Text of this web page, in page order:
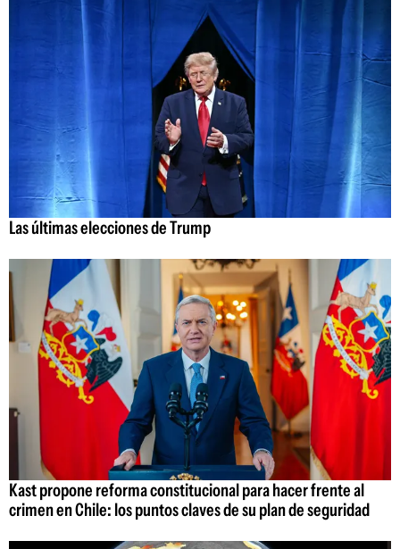
Las últimas elecciones de Trump
Kast propone reforma constitucional para hacer frente al
crimen en Chile: los puntos claves de su plan de seguridad